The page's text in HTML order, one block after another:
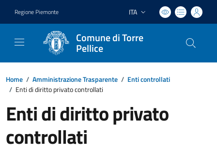
Regione Piemonte Lingua attiva:
ITA
Comune di Torre
Pellice
Home / Amministrazione Trasparente / Enti controllati
/ Enti di diritto privato controllati
Enti di diritto privato
controllati